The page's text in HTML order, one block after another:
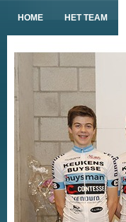
HOME HET TEAM